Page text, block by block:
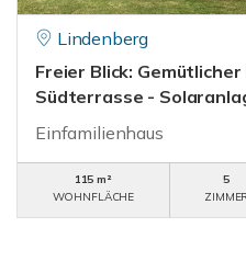
Lindenberg
Freier Blick:
Südterrasse -
Einfamilienhaus
115 m²
WOHNFLÄCHE
5